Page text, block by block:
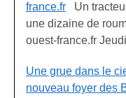
france.fr Un
une dizaine de
ouest-france.fr
Une grue dans le
nouveau foyer des